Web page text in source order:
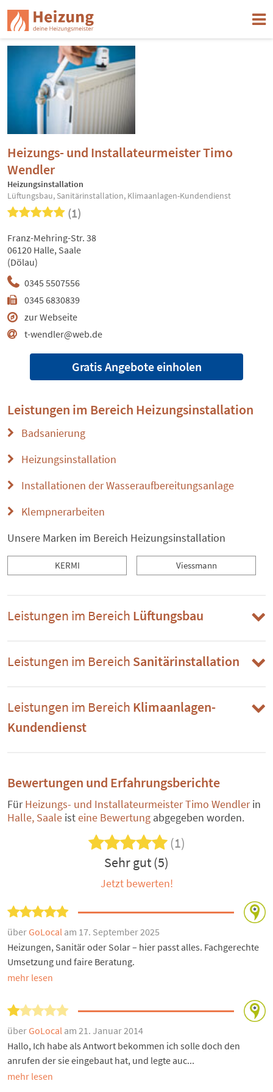
Heizungs- und Installateurmeister Timo
Wendler
Heizungsinstallation
Lüftungsbau, Sanitärinstallation, Klimaanlagen-Kundendienst
(1)
0345 5507556
0345 6830839
zur Webseite
t-wendler@web.de
Franz-Mehring-Str. 38
06120 Halle, Saale
(Dölau)
Gratis Angebote einholen
Leistungen im Bereich Heizungsinstallation
Badsanierung
Heizungsinstallation
Installationen der Wasseraufbereitungsanlage
Klempnerarbeiten
Unsere Marken im Bereich Heizungsinstallation
KERMI Viessmann
Leistungen im Bereich Lüftungsbau
Leistungen im Bereich Sanitärinstallation
Leistungen im Bereich Klimaanlagen-
Kundendienst
Bewertungen und Erfahrungsberichte
FürHeizungs- und Installateurmeister Timo Wendlerin
Halle, Saale isteine Bewertung abgegeben worden.
(1)
Sehr gut (5)
Jetzt bewerten!
überGoLocal am 17. September 2025
Heizungen, Sanitär oder Solar – hier passt alles. Fachgerechte
Umsetzung und faire Beratung.
mehr lesen
überGoLocal am 21. Januar 2014
Hallo, Ich habe als Antwort bekommen ich solle doch den
anrufen der sie eingebaut hat, und legte auc...
mehr lesen